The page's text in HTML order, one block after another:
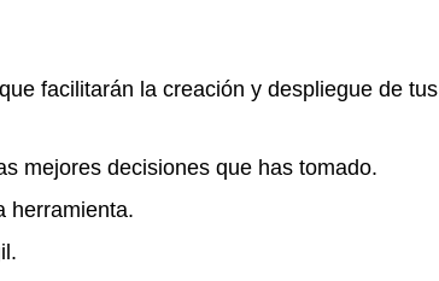
facilitarán la creación y despliegue de tus
mejores decisiones que has tomado.
herramienta.